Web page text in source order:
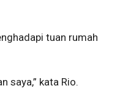
tuan rumah
saya,” kata Rio.